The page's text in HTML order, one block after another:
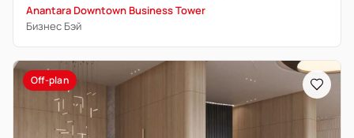
Anantara Downtown Business Tower
Бизнес Бэй
Off-plan